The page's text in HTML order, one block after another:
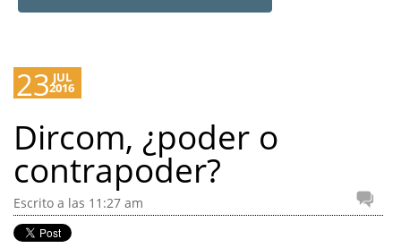
23 JUL
2016
Dircom, ¿poder o
contrapoder?
Escrito a las 11:27 am